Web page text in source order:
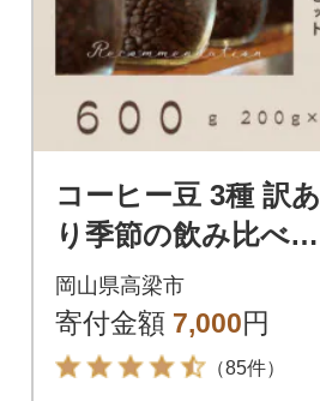
コーヒー豆 3種 訳あ
り季節の飲み比べセ
ット 600g(200g×3袋)
岡山県高梁市
寄付金額 7,000円
（85件）